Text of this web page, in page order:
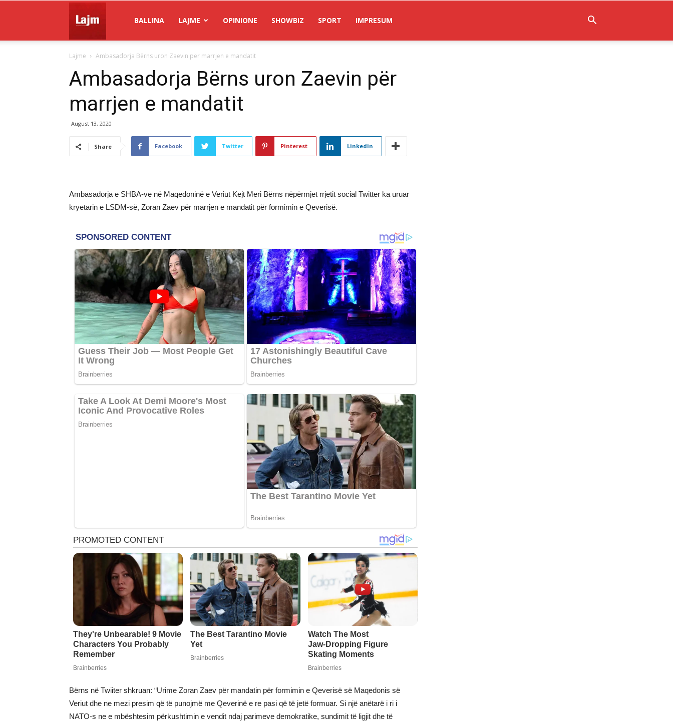
Lajm
BALLINA LAJME OPINIONE SHOWBIZ SPORT IMPRESUM
Lajme Ambasadorja Bërns uron Zaevin për marrjen e mandatit
Ambasadorja Bërns uron Zaevin për
marrjen e mandatit
August 13, 2020
Share Facebook Twitter Pinterest Linkedin
Ambasadorja e SHBA-ve në Maqedoninë e Veriut Kejt Meri Bërns nëpërmjet rrjetit social Twitter ka uruar
kryetarin e LSDM-së, Zoran Zaev për marrjen e mandatit për formimin e Qeverisë.
Bërns në Twiiter shkruan: “Urime Zoran Zaev për mandatin për formimin e Qeverisë së Maqedonis së
Veriut dhe ne mezi presim që të punojmë me Qeverinë e re pasi që të jetë formuar. Si një anëtarë i ri i
NATO-s ne e mbështesim përkushtimin e vendit ndaj parimeve demokratike, sundimit të ligjit dhe të